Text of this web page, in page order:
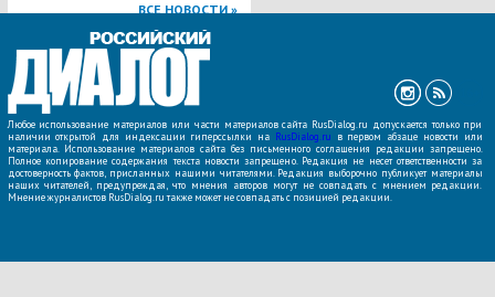
ВСЕ НОВОСТИ »
Любое использование материалов или части материалов сайта RusDialog.ru допускается только при
наличии открытой для индексации гиперссылки на RusDialog.ru в первом абзаце новости или
материала. Использование материалов сайта без письменного соглашения редакции запрещено.
Полное копирование содержания текста новости запрещено. Редакция не несет ответственности за
достоверность фактов, присланных нашими читателями. Редакция выборочно публикует материалы
наших читателей, предупреждая, что мнения авторов могут не совпадать с мнением редакции.
Мнение журналистов RusDialog.ru также может не совпадать с позицией редакции.